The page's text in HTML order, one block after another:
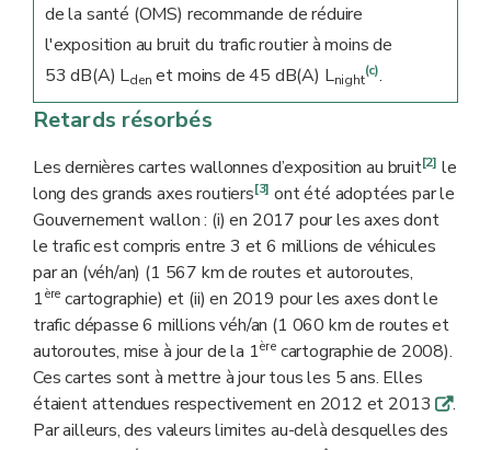
de la santé (OMS) recommande de réduire
l'exposition au bruit du trafic routier à moins de
53 dB(A) Lden et moins de 45 dB(A) Lnight
(c).
Retards résorbés
Les dernières cartes wallonnes d’exposition au bruit[2] le
long des grands axes routiers[3] ont été adoptées par le
Gouvernement wallon : (i) en 2017 pour les axes dont
le trafic est compris entre 3 et 6 millions de véhicules
par an (véh/an) (1 567 km de routes et autoroutes,
1ère cartographie) et (ii) en 2019 pour les axes dont le
trafic dépasse 6 millions véh/an (1 060 km de routes et
autoroutes, mise à jour de la 1èrecartographie de 2008).
Ces cartes sont à mettre à jour tous les 5 ans. Elles
étaient attendues respectivement en 2012 et 2013q.
Par ailleurs, des valeurs limites au-delà desquelles des